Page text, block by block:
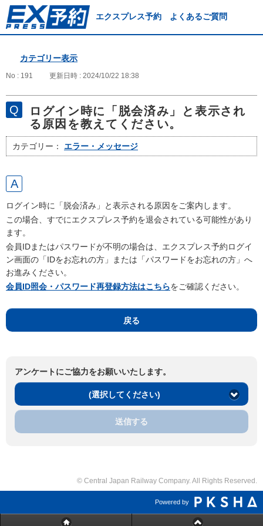
エクスプレス予約 よくあるご質問
カテゴリー表示
No : 191 更新日時 : 2024/10/22 18:38
ログイン時に「脱会済み」と表示され
る原因を教えてください。
カテゴリー： エラー・メッセージ
ログイン時に「脱会済み」と表示される原因をご案内します。
この場合、すでにエクスプレス予約を退会されている可能性があり
ます。
会員IDまたはパスワードが不明の場合は、エクスプレス予約ログイ
ン画面の「IDをお忘れの方」または「パスワードをお忘れの方」へ
お進みください。
会員ID照会・パスワード再登録方法はこちらをご確認ください。
戻る
アンケートにご協力をお願いいたします。
(選択してください)
送信する
© Central Japan Railway Company. All Rights Reserved.
Powered by